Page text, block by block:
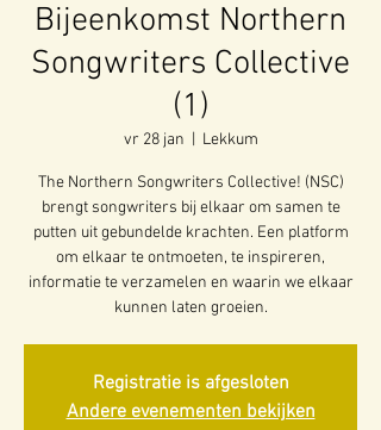
Bijeenkomst Northern
Songwriters Collective
(1)
vr 28 jan Lekkum
The Northern Songwriters Collective! (NSC)
brengt songwriters bij elkaar om samen te
putten uit gebundelde krachten. Een platform
om elkaar te ontmoeten, te inspireren,
informatie te verzamelen en waarin we elkaar
kunnen laten groeien.
Registratie is afgesloten
Andere evenementen bekijken